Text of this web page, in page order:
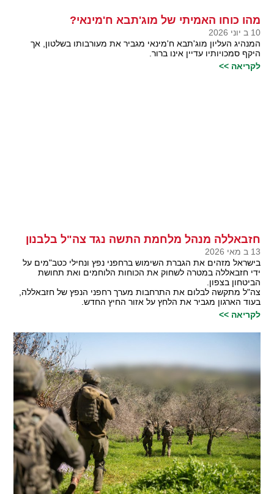
מהו כוחו האמיתי של מוג'תבא ח'מינאי?
10 ב יוני 2026
המנהיג העליון מוג'תבא ח'מינאי מגביר את מעורבותו בשלטון, אך
היקף סמכויותיו עדיין אינו ברור.
לקריאה >>
חזבאללה מנהל מלחמת התשה נגד צה"ל בלבנון
13 ב מאי 2026
בישראל מזהים את הגברת השימוש ברחפני נפץ ונחילי כטב"מים על
ידי חזבאללה במטרה לשחוק את הכוחות הלוחמים ואת תחושת
הביטחון בצפון.
צה"ל מתקשה לבלום את התרחבות מערך רחפני הנפץ של חזבאללה,
בעוד הארגון מגביר את הלחץ על אזור החיץ החדש.
לקריאה >>